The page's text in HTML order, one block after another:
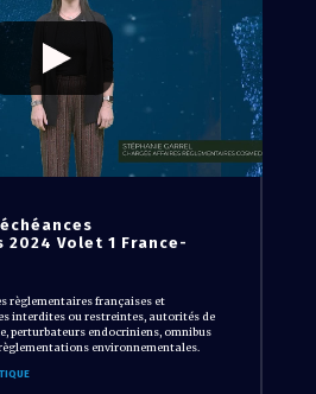
Volet 1 France-
règlementaires françaises et
interdites ou restreintes, autorités de
perturbateurs endocriniens, omnibus
environnementales.